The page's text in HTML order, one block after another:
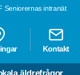
Seniorernas intranät
Kontakt